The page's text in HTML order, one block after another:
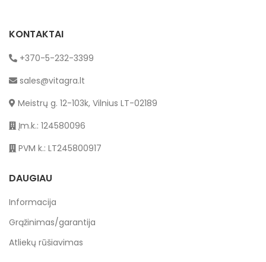
KONTAKTAI
+370-5-232-3399
sales@vitagra.lt
Meistrų g. 12-103k, Vilnius LT-02189
Įm.k.: 124580096
PVM k.: LT245800917
DAUGIAU
Informacija
Grąžinimas/garantija
Atliekų rūšiavimas